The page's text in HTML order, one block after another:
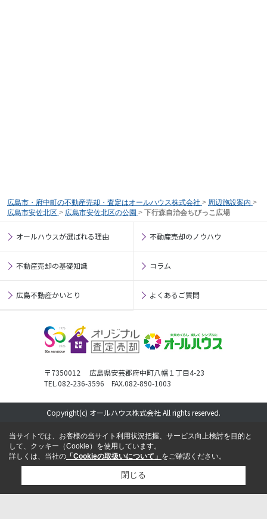
広島市・府中町の不動産売却・査定はオールハウス株式会社 > 周辺施設案内 >
広島市安佐北区 > 広島市安佐北区の公園 > 下行森自治会ちびっこ広場
オールハウスが選ばれる理由 不動産売却のノウハウ
不動産売却の基礎知識 コラム
広島不動産かいとり よくあるご質問
〒7350012 広島県安芸郡府中町八幡１丁目4-23
TEL.082-236-3596 FAX.082-890-1003
Copyright(c) オールハウス株式会社 All rights reserved.
当サイトでは、お客様の当サイト利用状況把握、サービス向上検討を目的と
して、クッキー（Cookie）を使用しています。
詳しくは、当社の 「Cookieの取扱いについて」 をご確認ください。
閉じる